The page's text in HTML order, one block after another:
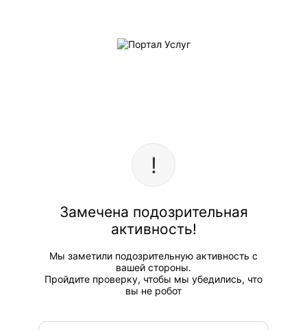
Замечена подозрительная
активность!
Мы заметили подозрительную активность с
вашей стороны.
Пройдите проверку, чтобы мы убедились, что
вы не робот